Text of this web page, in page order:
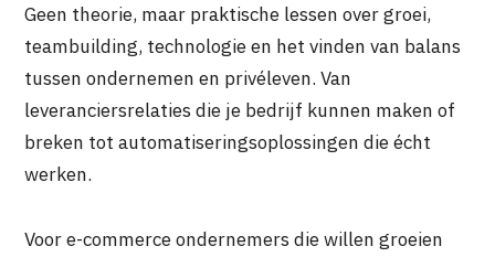
Geen theorie, maar praktische lessen over groei,
teambuilding, technologie en het vinden van balans
tussen ondernemen en privéleven. Van
leveranciersrelaties die je bedrijf kunnen maken of
breken tot automatiseringsoplossingen die écht
werken.
Voor e-commerce ondernemers die willen groeien